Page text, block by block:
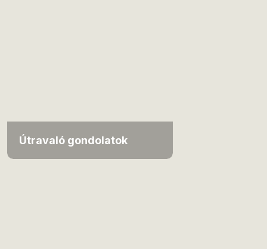
Útravaló gondolatok